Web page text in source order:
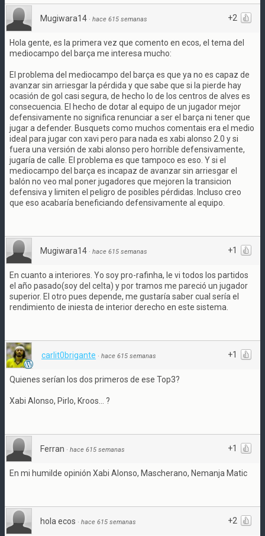
+2
Mugiwara14 · hace 615 semanas
Hola gente, es la primera vez que comento en ecos, el tema del
mediocampo del barça me interesa mucho:
El problema del mediocampo del barça es que ya no es capaz de
avanzar sin arriesgar la pérdida y que sabe que si la pierde hay
ocasión de gol casi segura, de hecho lo de los centros de alves es
consecuencia. El hecho de dotar al equipo de un jugador mejor
defensivamente no significa renunciar a ser el barça ni tener que
jugar a defender. Busquets como muchos comentais era el medio
ideal para jugar con xavi pero para nada es xabi alonso 2.0 y si
fuera una versión de xabi alonso pero horrible defensivamente,
jugaría de calle. El problema es que tampoco es eso. Y si el
mediocampo del barça es incapaz de avanzar sin arriesgar el
balón no veo mal poner jugadores que mejoren la transicion
defensiva y limiten el peligro de posibles pérdidas. Incluso creo
que eso acabaría beneficiando defensivamente al equipo.
+1
Mugiwara14 · hace 615 semanas
En cuanto a interiores. Yo soy pro-rafinha, le vi todos los partidos
el año pasado(soy del celta) y por tramos me pareció un jugador
superior. El otro pues depende, me gustaría saber cual sería el
rendimiento de iniesta de interior derecho en este sistema.
+1
carlit0brigante · hace 615 semanas
Quienes serían los dos primeros de ese Top3?
Xabi Alonso, Pirlo, Kroos... ?
+1
Ferran · hace 615 semanas
En mi humilde opinión Xabi Alonso, Mascherano, Nemanja Matic
+2
hola ecos · hace 615 semanas